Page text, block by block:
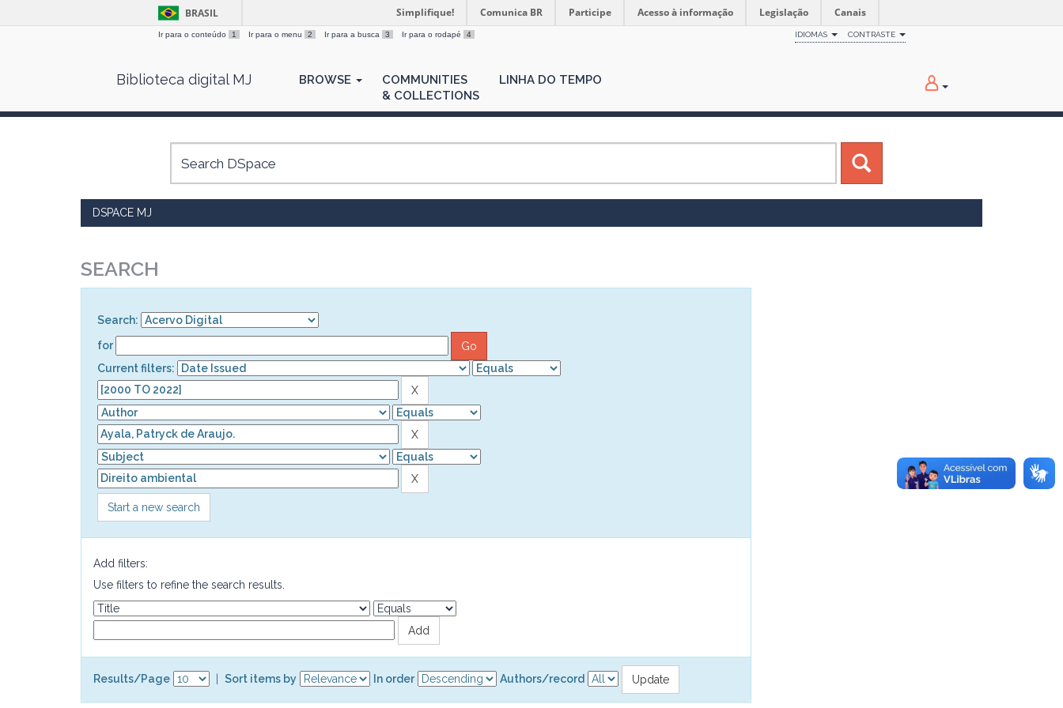
BRASIL Simplifique! Comunica BR Participe Acesso à informação Legislação Canais
Ir para o conteúdo 1 Ir para o menu 2 Ir para a busca 3 Ir para o rodapé 4 IDIOMAS CONTRASTE
Biblioteca digital MJ BROWSE
COMMUNITIES
& COLLECTIONS
LINHA DO TEMPO
DSPACE MJ
SEARCH
Search:
for
Current filters:
Start a new search
Add filters:
Use filters to refine the search results.
Results/Page Sort items by In order Authors/record